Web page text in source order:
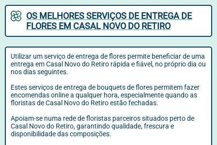
OS MELHORES SERVIÇOS DE ENTREGA DE
FLORES EM CASAL NOVO DO RETIRO
Utilizar um serviço de entrega de flores permite beneficiar de uma
entrega em Casal Novo do Retiro rápida e fiável, no próprio dia ou
nos dias seguintes.
Estes serviços de entrega de bouquets de flores permitem fazer
encomendas online a qualquer hora, especialmente quando as
floristas de Casal Novo do Retiro estão fechadas.
Apoiam-se numa rede de floristas parceiros situados perto de
Casal Novo do Retiro, garantindo qualidade, frescura e
disponibilidade das composições.